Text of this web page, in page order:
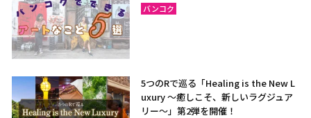
バンコク
5つのRで巡る「Healing is the New L
uxury ～癒しこそ、新しいラグジュア
リー〜」第2弾を開催！